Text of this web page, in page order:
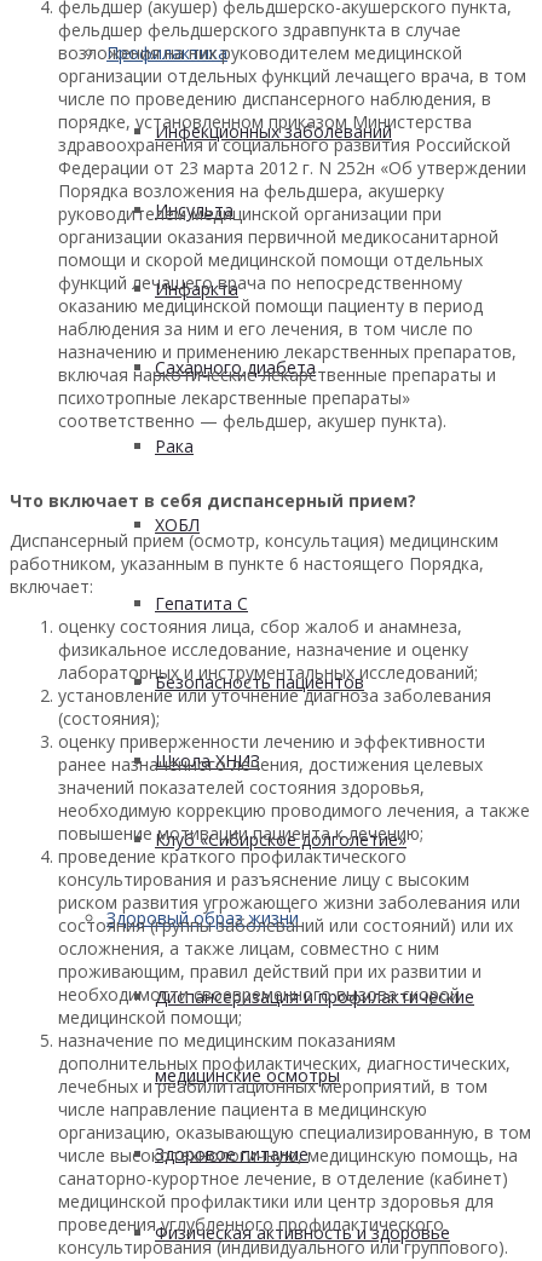
Профилактика
Инфекционных заболеваний
Инсульта
Инфаркта
Сахарного диабета
Рака
ХОБЛ
Гепатита С
Безопасность пациентов
Школа ХНИЗ
Клуб «Сибирское долголетие»
Здоровый образ жизни
Диспансеризация и профилактические
медицинские осмотры
Здоровое питание
Физическая активность и здоровье
фельдшер (акушер) фельдшерско-акушерского пункта,
фельдшер фельдшерского здравпункта в случае
возложения на них руководителем медицинской
организации отдельных функций лечащего врача, в том
числе по проведению диспансерного наблюдения, в
порядке, установленном приказом Министерства
здравоохранения и социального развития Российской
Федерации от 23 марта 2012 г. N 252н «Об утверждении
Порядка возложения на фельдшера, акушерку
руководителем медицинской организации при
организации оказания первичной медикосанитарной
помощи и скорой медицинской помощи отдельных
функций лечащего врача по непосредственному
оказанию медицинской помощи пациенту в период
наблюдения за ним и его лечения, в том числе по
назначению и применению лекарственных препаратов,
включая наркотические лекарственные препараты и
психотропные лекарственные препараты»
соответственно — фельдшер, акушер пункта).
Что включает в себя диспансерный прием?
Диспансерный прием (осмотр, консультация) медицинским
работником, указанным в пункте 6 настоящего Порядка,
включает:
оценку состояния лица, сбор жалоб и анамнеза,
физикальное исследование, назначение и оценку
лабораторных и инструментальных исследований;
установление или уточнение диагноза заболевания
(состояния);
оценку приверженности лечению и эффективности
ранее назначенного лечения, достижения целевых
значений показателей состояния здоровья,
необходимую коррекцию проводимого лечения, а также
повышение мотивации пациента к лечению;
проведение краткого профилактического
консультирования и разъяснение лицу с высоким
риском развития угрожающего жизни заболевания или
состояния (группы заболеваний или состояний) или их
осложнения, а также лицам, совместно с ним
проживающим, правил действий при их развитии и
необходимости своевременного вызова скорой
медицинской помощи;
назначение по медицинским показаниям
дополнительных профилактических, диагностических,
лечебных и реабилитационных мероприятий, в том
числе направление пациента в медицинскую
организацию, оказывающую специализированную, в том
числе высокотехнологичную, медицинскую помощь, на
санаторно-курортное лечение, в отделение (кабинет)
медицинской профилактики или центр здоровья для
проведения углубленного профилактического
консультирования (индивидуального или группового).